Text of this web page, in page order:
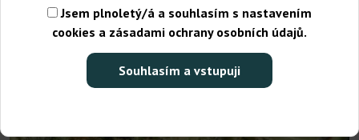
Jsem plnoletý/á a souhlasím s nastavením
cookies a zásadami ochrany osobních údajů.
Souhlasím a vstupuji